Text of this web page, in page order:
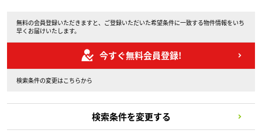
無料の会員登録いただきますと、ご登録いただいた希望条件に一致する物件情報をいち
早くお届けいたします。
今すぐ無料会員登録!
検索条件の変更はこちらから
検索条件を変更する